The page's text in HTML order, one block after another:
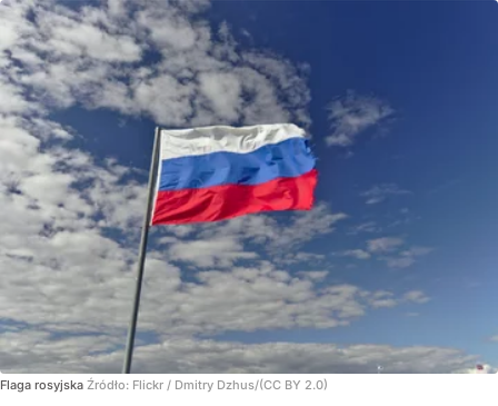
Flaga rosyjska Źródło: Flickr / Dmitry Dzhus/(CC BY 2.0)